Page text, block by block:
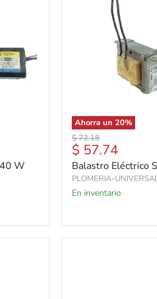
W
Ahorra un 20%
Precio
original
$ 72.18
Precio
actual
$ 57.74
Balastro Eléctrico
PLOMERIA-
En inventario